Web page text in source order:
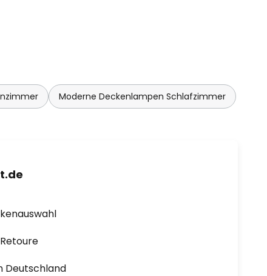
Moderne Deckenlampen Schlafzimmer
Deutschland